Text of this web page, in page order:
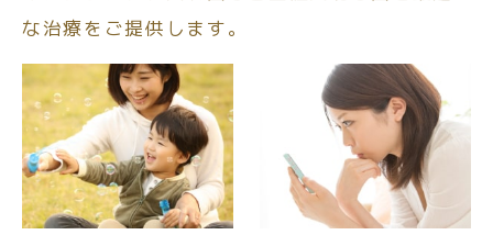
な治療をご提供します。